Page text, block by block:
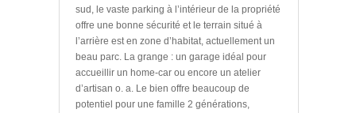
sud, le vaste parking à l’intérieur de la propriété
offre une bonne sécurité et le terrain situé à
l’arrière est en zone d’habitat, actuellement un
beau parc. La grange : un garage idéal pour
accueillir un home-car ou encore un atelier
d’artisan o. a. Le bien offre beaucoup de
potentiel pour une famille 2 générations,